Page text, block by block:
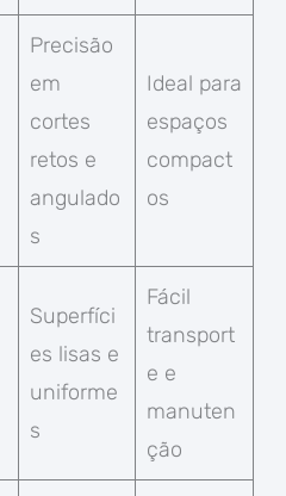
Precisão
em
cortes
retos e
angulado
s
Ideal para
espaços
compact
os
Superfíci
es lisas e
uniforme
s
Fácil
transport
e e
manuten
ção